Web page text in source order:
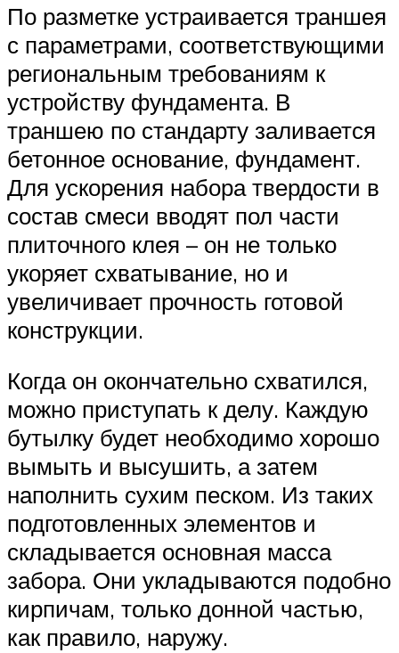
По разметке устраивается траншея
с параметрами, соответствующими
региональным требованиям к
устройству фундамента. В
траншею по стандарту заливается
бетонное основание, фундамент.
Для ускорения набора твердости в
состав смеси вводят пол части
плиточного клея – он не только
укоряет схватывание, но и
увеличивает прочность готовой
конструкции.
Когда он окончательно схватился,
можно приступать к делу. Каждую
бутылку будет необходимо хорошо
вымыть и высушить, а затем
наполнить сухим песком. Из таких
подготовленных элементов и
складывается основная масса
забора. Они укладываются подобно
кирпичам, только донной частью,
как правило, наружу.